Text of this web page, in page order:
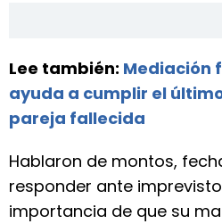
Lee también: Mediación
ayuda a cumplir el
pareja fallecida
Hablaron de montos,
responder ante
importancia de que su